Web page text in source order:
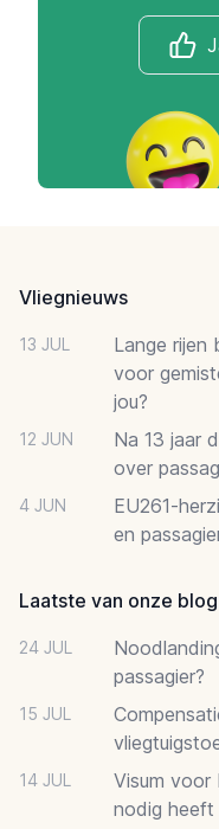
Vliegnieuws
13 JUL
Lange rijen
voor
jou?
12 JUN
Na 13 jaar
over
4 JUN
EU261-
en
Laatste van onze blog
24 JUL
passagier?
15 JUL
14 JUL
Visum voor
nodig heeft